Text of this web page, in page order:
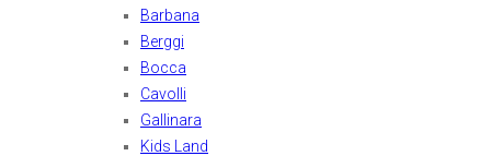
Barbana
Berggi
Bocca
Cavolli
Gallinara
Kids Land